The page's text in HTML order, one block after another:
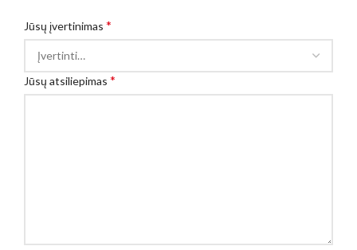
Jūsų įvertinimas *
Jūsų atsiliepimas *